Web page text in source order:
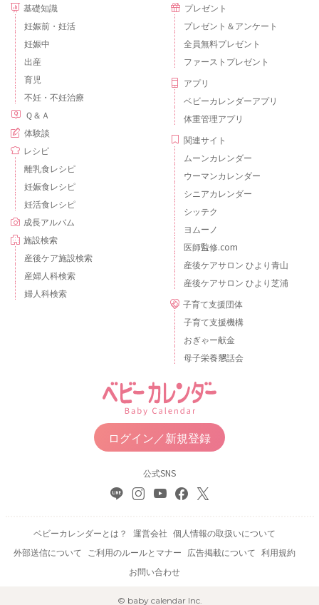
基礎知識
妊娠前・妊活
妊娠中
出産
育児
不妊・不妊治療
Ｑ＆Ａ
体験談
レシピ
離乳食レシピ
妊娠食レシピ
妊活食レシピ
成長アルバム
施設検索
産後ケア施設検索
産婦人科検索
婦人科検索
プレゼント
プレゼント＆アンケート
全員無料プレゼント
ファーストプレゼント
アプリ
ベビーカレンダーアプリ
体重管理アプリ
関連サイト
ムーンカレンダー
ウーマンカレンダー
シニアカレンダー
シッテク
ヨムーノ
医師監修.com
産後ケアサロン ひより青山
産後ケアサロン ひより芝浦
子育て支援団体
子育て支援機構
おぎゃー献金
母子栄養懇話会
ログイン／新規登録
公式SNS
ベビーカレンダーとは？ 運営会社 個人情報の取扱いについて
外部送信について
ご利用のルールとマナー 広告掲載について 利用規約
お問い合わせ
© baby calendar Inc.